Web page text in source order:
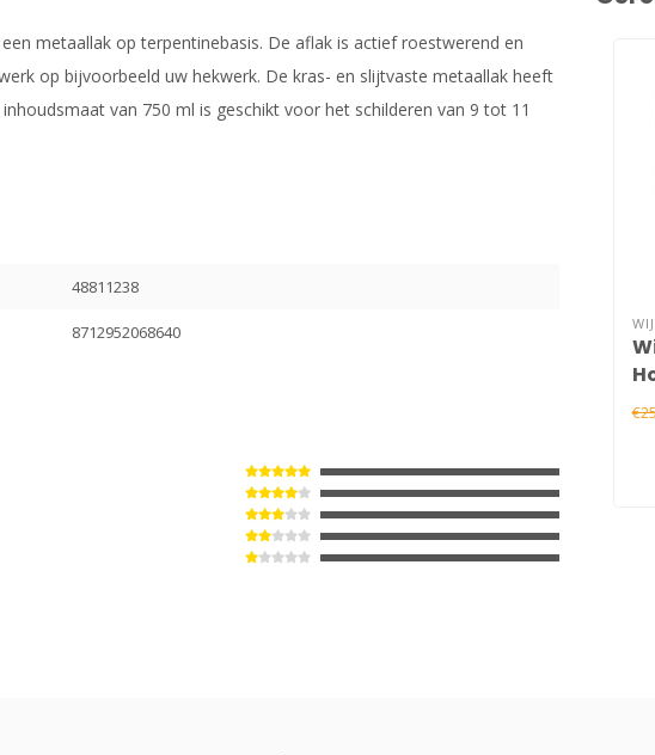
metaallak op terpentinebasis. De aflak is actief roestwerend en
op bijvoorbeeld uw hekwerk. De kras- en slijtvaste metaallak heeft
van 750 ml is geschikt voor het schilderen van 9 tot 11
48811238
8712952068640